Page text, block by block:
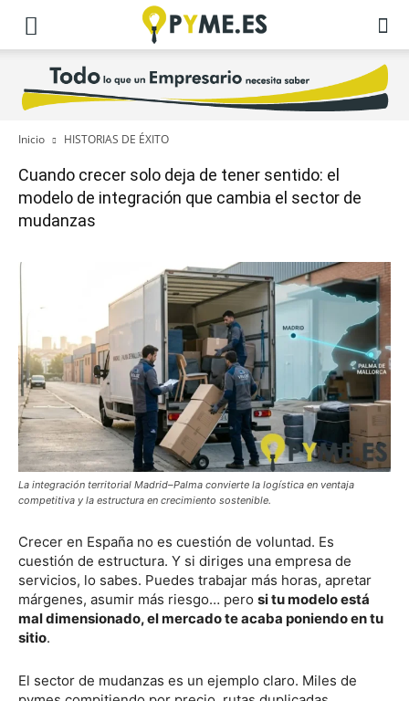
Inicio HISTORIAS DE ÉXITO
Cuando crecer solo deja de tener sentido: el
modelo de integración que cambia el sector de
mudanzas
La integración territorial Madrid–Palma convierte la logística en ventaja
competitiva y la estructura en crecimiento sostenible.
Crecer en España no es cuestión de voluntad. Es
cuestión de estructura. Y si diriges una empresa de
servicios, lo sabes. Puedes trabajar más horas, apretar
márgenes, asumir más riesgo… pero si tu modelo está
mal dimensionado, el mercado te acaba poniendo en tu
sitio.
El sector de mudanzas es un ejemplo claro. Miles de